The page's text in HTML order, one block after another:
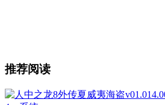
推荐阅读